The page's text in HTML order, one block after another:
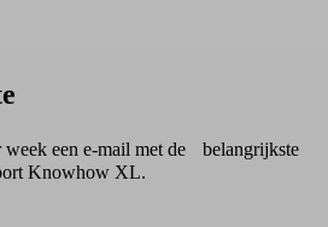
week een e-mail met de belangrijkste
Knowhow XL.